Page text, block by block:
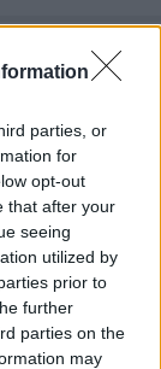
parties, or
for
opt-out
that after your
seeing
utilized by
prior to
further
parties on the
may